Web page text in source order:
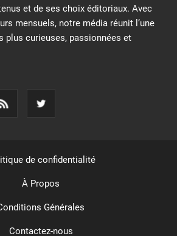
et de ses choix éditoriaux. Avec
mensuels, notre média réunit l’une
plus curieuses, passionnées et
de confidentialité
À Propos
Générales
Contactez-nous